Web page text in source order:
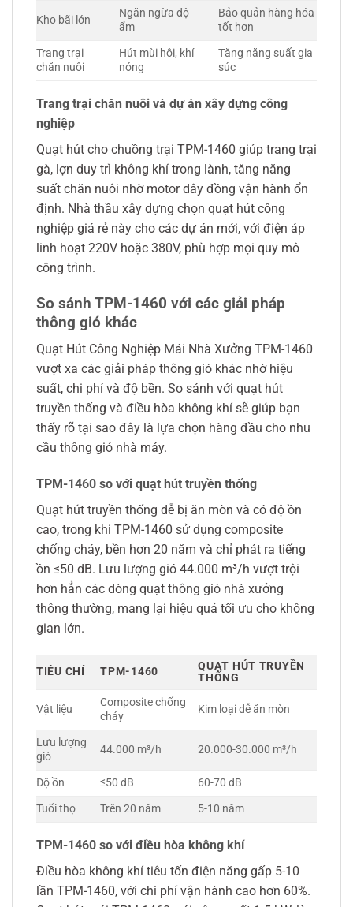
Kho bãi lớn
Ngăn ngừa độ
ẩm
Bảo quản hàng hóa
tốt hơn
Trang trại
chăn nuôi
Hút mùi hôi, khí
nóng
Tăng năng suất gia
súc
Trang trại chăn nuôi và dự án xây dựng công
nghiệp
Quạt hút cho chuồng trại TPM-1460 giúp trang trại
gà, lợn duy trì không khí trong lành, tăng năng
suất chăn nuôi nhờ motor dây đồng vận hành ổn
định. Nhà thầu xây dựng chọn quạt hút công
nghiệp giá rẻ này cho các dự án mới, với điện áp
linh hoạt 220V hoặc 380V, phù hợp mọi quy mô
công trình.
So sánh TPM-1460 với các giải pháp
thông gió khác
Quạt Hút Công Nghiệp Mái Nhà Xưởng TPM-1460
vượt xa các giải pháp thông gió khác nhờ hiệu
suất, chi phí và độ bền. So sánh với quạt hút
truyền thống và điều hòa không khí sẽ giúp bạn
thấy rõ tại sao đây là lựa chọn hàng đầu cho nhu
cầu thông gió nhà máy.
TPM-1460 so với quạt hút truyền thống
Quạt hút truyền thống dễ bị ăn mòn và có độ ồn
cao, trong khi TPM-1460 sử dụng composite
chống cháy, bền hơn 20 năm và chỉ phát ra tiếng
ồn ≤50 dB. Lưu lượng gió 44.000 m³/h vượt trội
hơn hẳn các dòng quạt thông gió nhà xưởng
thông thường, mang lại hiệu quả tối ưu cho không
gian lớn.
TIÊU CHÍ TPM-1460
QUẠT HÚT TRUYỀN
THỐNG
Vật liệu
Composite chống
cháy
Kim loại dễ ăn mòn
Lưu lượng
gió
44.000 m³/h 20.000-30.000 m³/h
Độ ồn ≤50 dB
60-70 dB
Tuổi thọ
Trên 20 năm 5-10 năm
TPM-1460 so với điều hòa không khí
Điều hòa không khí tiêu tốn điện năng gấp 5-10
lần TPM-1460, với chi phí vận hành cao hơn 60%.